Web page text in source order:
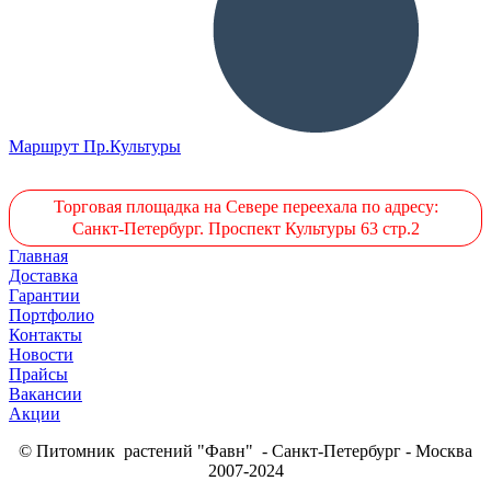
Маршрут Пр.Культуры
Торговая площадка на Севере переехала по адресу:
Санкт-Петербург. Проспект Культуры 63 стр.2
Главная
Доставка
Гарантии
Портфолио
Контакты
Новости
Прайсы
Вакансии
Акции
© Питомник растений "Фавн" - Санкт-Петербург - Москва
2007-2024